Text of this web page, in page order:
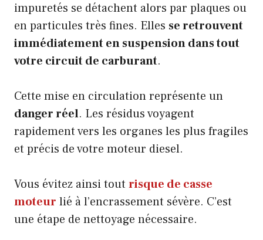
impuretés se détachent alors par plaques ou
en particules très fines. Elles se retrouvent
immédiatement en suspension dans tout
votre circuit de carburant.
Cette mise en circulation représente un
danger réel. Les résidus voyagent
rapidement vers les organes les plus fragiles
et précis de votre moteur diesel.
Vous évitez ainsi tout risque de casse
moteur lié à l’encrassement sévère. C’est
une étape de nettoyage nécessaire.